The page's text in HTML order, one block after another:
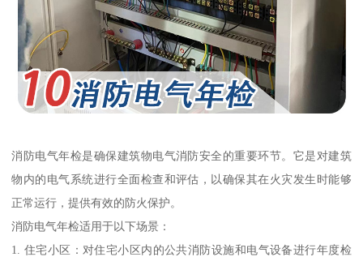
消防电气年检是确保建筑物电气消防安全的重要环节。它是对建筑
物内的电气系统进行全面检查和评估，以确保其在火灾发生时能够
正常运行，提供有效的防火保护。
消防电气年检适用于以下场景：
1. 住宅小区：对住宅小区内的公共消防设施和电气设备进行年度检